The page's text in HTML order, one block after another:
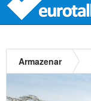
Armazenar